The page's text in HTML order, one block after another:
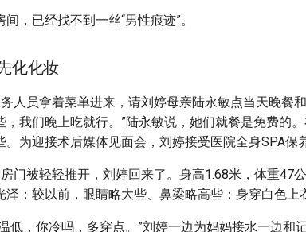
，已经找不到一丝“男性痕迹”。
化化妆
人员拿着菜单进来，请刘婷母亲陆永敏点当天晚餐
，我们晚上吃就行。”陆永敏说，她们就餐是免费的
为迎接术后媒体见面会，刘婷接受医院全身SPA保
门被轻轻推开，刘婷回来了。身高1.68米，体重47
泽；较以前，眼睛略大些、鼻梁略高些；身穿白色上
低，你冷吗，多穿点。”刘婷一边为妈妈接水一边和